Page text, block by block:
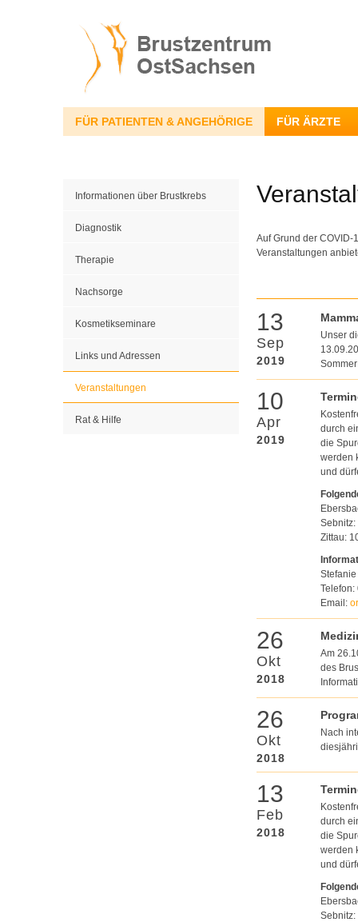
FÜR PATIENTEN & ANGEHÖRIGE FÜR ÄRZTE
Informationen über Brustkrebs
Diagnostik
Therapie
Nachsorge
Kosmetikseminare
Links und Adressen
Veranstaltungen
Rat & Hilfe
Auf Grund der
Veranstaltungen
13
Sep
2019
Unser
10
Apr
2019
durch
die
werden
und
Zittau:
Telefon:
Email:
26
Okt
2018
Am
des
26
Okt
2018
Nach
13
Feb
2018
durch
die
werden
und